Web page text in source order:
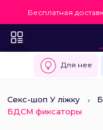
Бесплатная
Для нее
Секс-шоп У ліжку
БДСМ фиксаторы